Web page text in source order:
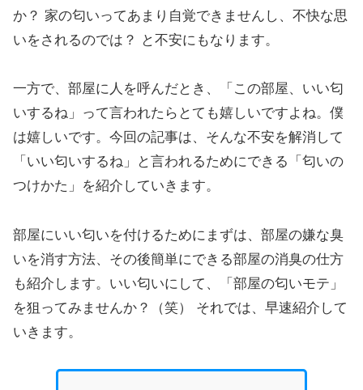
か？ 家の匂いってあまり自覚できませんし、不快な思
いをされるのでは？ と不安にもなります。
一方で、部屋に人を呼んだとき、「この部屋、いい匂
いするね」って言われたらとても嬉しいですよね。僕
は嬉しいです。今回の記事は、そんな不安を解消して
「いい匂いするね」と言われるためにできる「匂いの
つけかた」を紹介していきます。
部屋にいい匂いを付けるためにまずは、部屋の嫌な臭
いを消す方法、その後簡単にできる部屋の消臭の仕方
も紹介します。いい匂いにして、「部屋の匂いモテ」
を狙ってみませんか？（笑） それでは、早速紹介して
いきます。